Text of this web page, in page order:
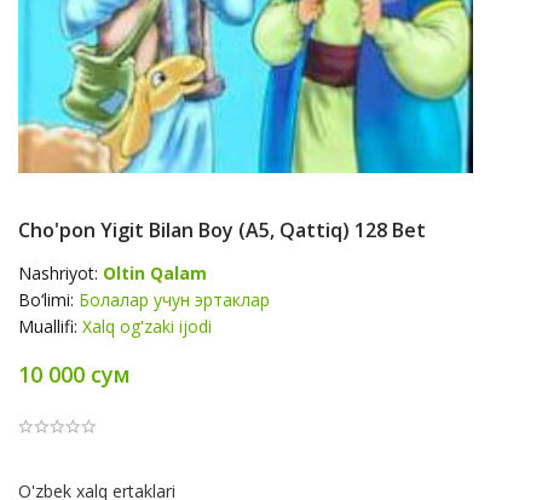
Cho'pon Yigit Bilan Boy (А5, Qattiq) 128 Bet
Nashriyot: Oltin Qalam
Bo‘limi: Болалар учун эртаклар
Muallifi: Xalq og'zaki ijodi
10 000 сум
Product
O'zbek xalq ertaklari